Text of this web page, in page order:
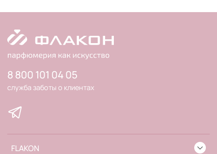
FLAKON
8 800 101 04 05
служба заботы о клиентах